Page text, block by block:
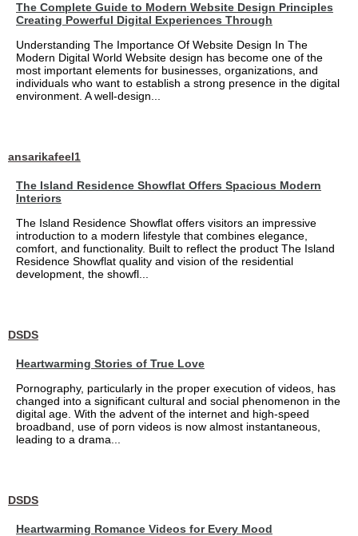
The Complete Guide to Modern Website Design Principles
Creating Powerful Digital Experiences Through
Understanding The Importance Of Website Design In The
Modern Digital World Website design has become one of the
most important elements for businesses, organizations, and
individuals who want to establish a strong presence in the digital
environment. A well-design...
ansarikafeel1
The Island Residence Showflat Offers Spacious Modern
Interiors
The Island Residence Showflat offers visitors an impressive
introduction to a modern lifestyle that combines elegance,
comfort, and functionality. Built to reflect the product The Island
Residence Showflat quality and vision of the residential
development, the showfl...
DSDS
Heartwarming Stories of True Love
Pornography, particularly in the proper execution of videos, has
changed into a significant cultural and social phenomenon in the
digital age. With the advent of the internet and high-speed
broadband, use of porn videos is now almost instantaneous,
leading to a drama...
DSDS
Heartwarming Romance Videos for Every Mood